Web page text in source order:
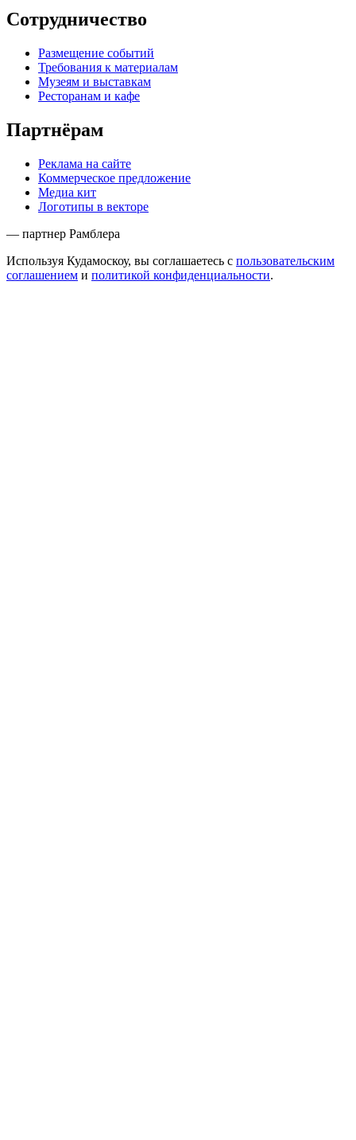
Сотрудничество
Размещение событий
Требования к материалам
Музеям и выставкам
Ресторанам и кафе
Партнёрам
Реклама на сайте
Коммерческое предложение
Медиа кит
Логотипы в векторе
— партнер Рамблера
Используя Кудамоскоу, вы соглашаетесь с пользовательским
соглашением и политикой конфиденциальности.